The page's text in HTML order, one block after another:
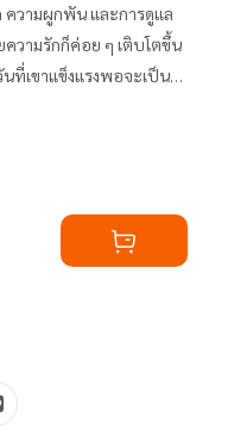
วามผูกพัน และการดูแล
วามรักก็ค่อย ๆ เติบโตขึ้น
ที่เขาแข็งแรงพอจะเป็น